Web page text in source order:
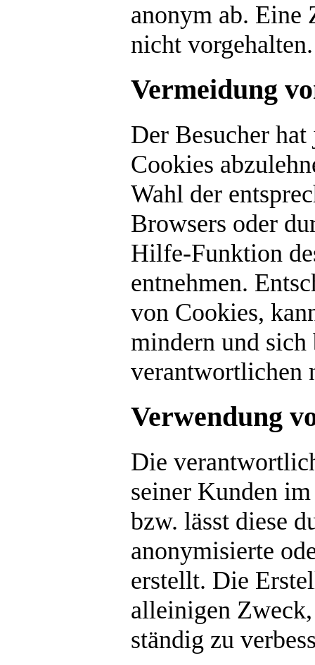
anonym ab. Eine
nicht vorgehalten.
Vermeidung
Der Besucher
Cookies
Wahl der
Browsers oder
Hilfe-Funktion
entnehmen.
von Cookies,
mindern und sich
verantwortlichen
Verwendung
Die
seiner Kunden
bzw. lässt diese
anonymisierte
erstellt. Die
alleinigen
ständig zu